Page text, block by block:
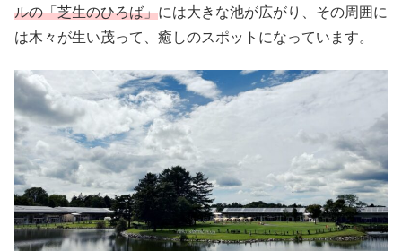
ルの「芝生のひろば」には大きな池が広がり、その周囲に
は木々が生い茂って、癒しのスポットになっています。